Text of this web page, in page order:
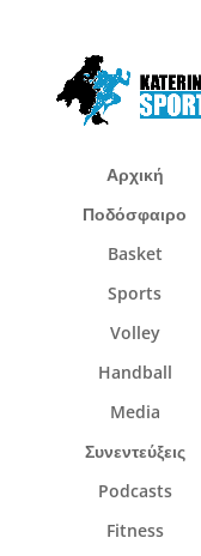
Αρχική
Ποδόσφαιρο
Basket
Sports
Volley
Handball
Media
Συνεντεύξεις
Podcasts
Fitness